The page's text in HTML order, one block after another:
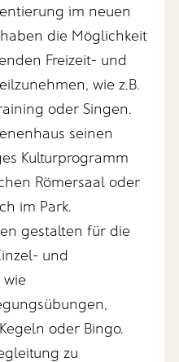
im neuen
die Möglichkeit
Freizeit- und
wie z.B.
oder Singen.
seinen
Kulturprogramm
Römersaal oder
im Park.
gestalten für die
und
oder Bingo.
zu